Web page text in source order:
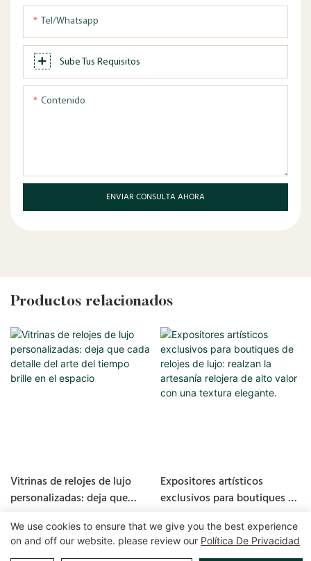
Tel/whatsapp
Sube Tus Requisitos
Contenido
ENVIAR CONSULTA AHORA
Productos relacionados
Vitrinas de relojes de lujo
personalizadas: deja que
tiempo brille en el espacio
Expositores artísticos
exclusivos para boutiques de
artesanía relojera de alto
valor con una textura
Derechos de autor © 2025 Guangzhou LUXE Showcases
We use cookies to ensure that we give you the best experience
on and off our website. please review our Política De Privacidad